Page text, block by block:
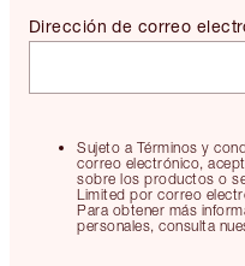
Sujeto a Términos y
correo electrónico,
sobre los productos o
Limited por correo
Para obtener más
personales, consulta
Dirección de correo